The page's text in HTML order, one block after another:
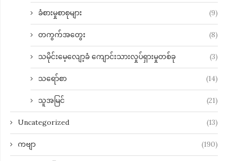
ခံစားမှုစာစုများ (9)
တကွက်အတွေး (8)
သမိုင်းမေ့လျော့ခံ ကျောင်းသားလှုပ်ရှားမှုတစ်ခု (3)
သရော်စာ (14)
သူအမြင် (21)
Uncategorized (13)
ကဗျာ (190)